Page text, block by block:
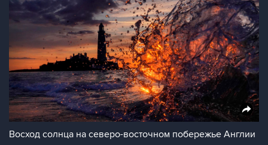
Восход солнца на северо-восточном побережье Англии